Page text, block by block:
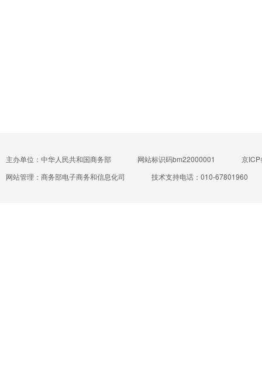
主办单位：中华人民共和国商务部 网站标识码bm22000001
京
网站管理：商务部电子商务和信息化司
技术支持电话：010-67801960